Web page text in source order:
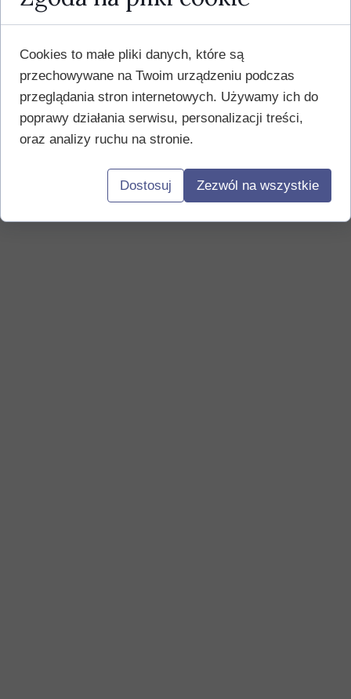
Cookies to małe pliki danych, które są
przechowywane na Twoim urządzeniu podczas
przeglądania stron internetowych. Używamy ich do
poprawy działania serwisu, personalizacji treści,
oraz analizy ruchu na stronie.
Dostosuj Zezwól na wszystkie